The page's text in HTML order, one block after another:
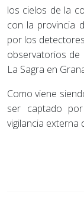
los cielos de la
con la provincia
por los
observatorios de
La Sagra en
Como viene
ser captado
vigilancia externa